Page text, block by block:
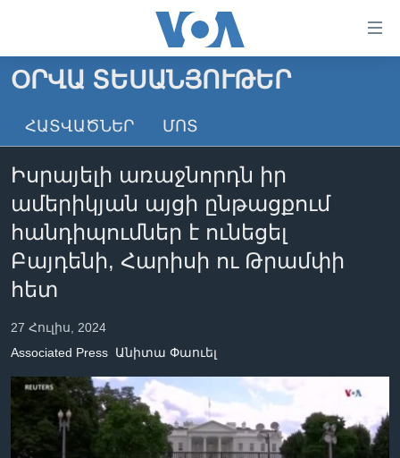
անցնել
հիմնական
անցնել
բովանդակությանը
հիմնական
բովանդակություն
ԳԼԽԱՎՈՐ ԷՋ
ԼՈՒՐԵՐ
ՏԵՍԱՆՅՈՒԹԵՐ
ՖԻԼՄԵՐ
ՖԻԼՄԵՐ
IN ENGLISH
ՄԵՐ ՄԱՍԻՆ
ՄԵՐ ՄԱՍԻՆ
«ԱՄԵՐԻԿԱՅԻ ՁԱՅՆ»-Ի ԿԱՆՈՆԱԴՐՈՒԹՅՈՒՆ
ԿԱՊ ՄԵԶ ՀԵՏ
ՈՒԿՐԱԻՆԱԿԱՆ ՊԱՏԵՐԱԶՄ
Learning English
ՀԵՏԵՒԵՔ ՄԵԶ
ՕՐՎԱ ՏԵՍԱՆՅՈՒԹԵՐ
ՀԱՏՎԱԾՆԵՐ ՄՈՏ
Իսրայելի առաջնորդն իր
ամերիկյան այցի ընթացքում
հանդիպումներ է ունեցել
Բայդենի, Հարիսի ու Թրամփի
հետ
27 Հուլիս, 2024
Associated Press Անիտա Փաուել